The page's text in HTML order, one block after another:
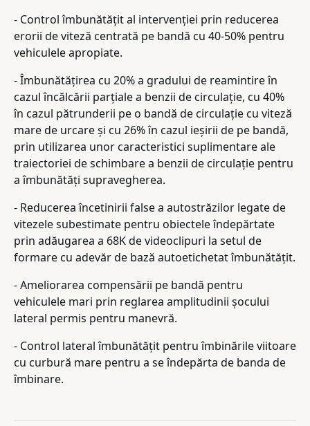
- Control îmbunătățit al intervenției prin reducerea
erorii de viteză centrată pe bandă cu 40-50% pentru
vehiculele apropiate.
- Îmbunătățirea cu 20% a gradului de reamintire în
cazul încălcării parțiale a benzii de circulație, cu 40%
în cazul pătrunderii pe o bandă de circulație cu viteză
mare de urcare și cu 26% în cazul ieșirii de pe bandă,
prin utilizarea unor caracteristici suplimentare ale
traiectoriei de schimbare a benzii de circulație pentru
a îmbunătăți supravegherea.
- Reducerea încetinirii false a autostrăzilor legate de
vitezele subestimate pentru obiectele îndepărtate
prin adăugarea a 68K de videoclipuri la setul de
formare cu adevăr de bază autoetichetat îmbunătățit.
- Ameliorarea compensării pe bandă pentru
vehiculele mari prin reglarea amplitudinii șocului
lateral permis pentru manevră.
- Control lateral îmbunătățit pentru îmbinările viitoare
cu curbură mare pentru a se îndepărta de banda de
îmbinare.